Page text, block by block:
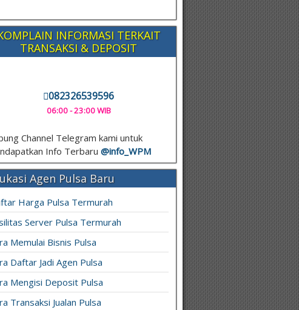
INFORMASI TERKAIT
TRANSAKSI & DEPOSIT
082326539596
06:00 - 23:00 WIB
Channel Telegram kami untuk
Info Terbaru @info_ WPM
Agen Pulsa Baru
Harga Pulsa Termurah
Server Pulsa Termurah
Memulai Bisnis Pulsa
Daftar Jadi Agen Pulsa
Mengisi Deposit Pulsa
Transaksi Jualan Pulsa